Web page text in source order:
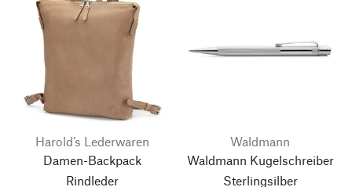
Harold’s Lederwaren
Damen-Backpack
Rindleder
Waldmann
Waldmann Kugelschreiber
Sterlingsilber